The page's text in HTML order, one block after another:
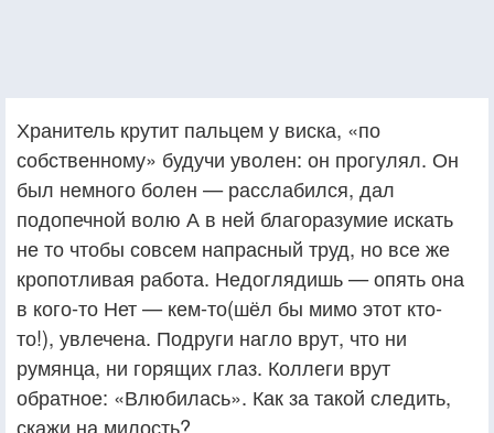
Хранитель крутит пальцем у виска, «по
собственному» будучи уволен: он прогулял. Он
был немного болен — расслабился, дал
подопечной волю А в ней благоразумие искать
не то чтобы совсем напрасный труд, но все же
кропотливая работа. Недоглядишь — опять она
в кого-то Нет — кем-то(шёл бы мимо этот кто-
то!), увлечена. Подруги нагло врут, что ни
румянца, ни горящих глаз. Коллеги врут
обратное: «Влюбилась». Как за такой следить,
скажи на милость?